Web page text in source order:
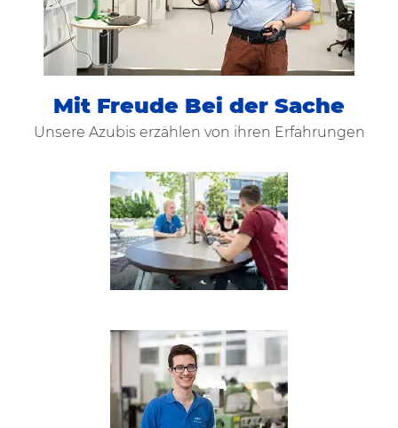
Mit Freude Bei der Sache
Unsere Azubis erzählen von ihren Erfahrungen